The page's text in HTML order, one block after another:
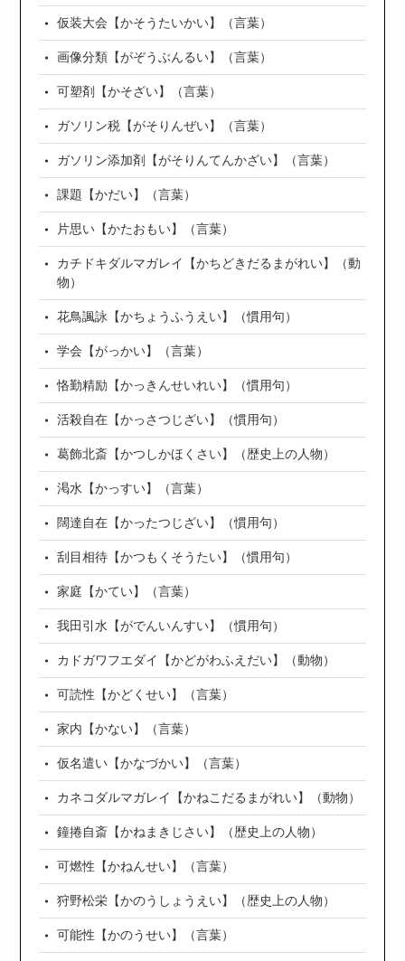
仮装大会【かそうたいかい】（言葉）
画像分類【がぞうぶんるい】（言葉）
可塑剤【かそざい】（言葉）
ガソリン税【がそりんぜい】（言葉）
ガソリン添加剤【がそりんてんかざい】（言葉）
課題【かだい】（言葉）
片思い【かたおもい】（言葉）
カチドキダルマガレイ【かちどきだるまがれい】（動
物）
花鳥諷詠【かちょうふうえい】（慣用句）
学会【がっかい】（言葉）
恪勤精励【かっきんせいれい】（慣用句）
活殺自在【かっさつじざい】（慣用句）
葛飾北斎【かつしかほくさい】（歴史上の人物）
渇水【かっすい】（言葉）
闊達自在【かったつじざい】（慣用句）
刮目相待【かつもくそうたい】（慣用句）
家庭【かてい】（言葉）
我田引水【がでんいんすい】（慣用句）
カドガワフエダイ【かどがわふえだい】（動物）
可読性【かどくせい】（言葉）
家内【かない】（言葉）
仮名遣い【かなづかい】（言葉）
カネコダルマガレイ【かねこだるまがれい】（動物）
鐘捲自斎【かねまきじさい】（歴史上の人物）
可燃性【かねんせい】（言葉）
狩野松栄【かのうしょうえい】（歴史上の人物）
可能性【かのうせい】（言葉）